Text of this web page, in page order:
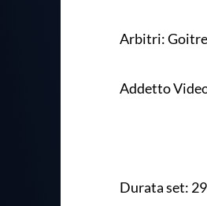
Arbitri:
Addetto
Durata set: